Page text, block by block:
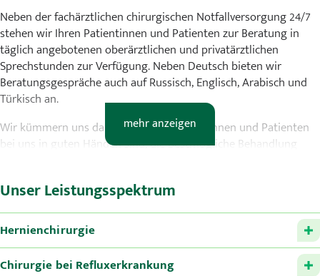
Neben der fachärztlichen chirurgischen Notfallversorgung 24/7
stehen wir Ihren Patientinnen und Patienten zur Beratung in
täglich angebotenen oberärztlichen und privatärztlichen
Sprechstunden zur Verfügung. Neben Deutsch bieten wir
Beratungsgespräche auch auf Russisch, Englisch, Arabisch und
Türkisch an.
Wir kümmern uns darum, dass die Patientinnen und Patienten
bei uns in guten Händen sind, die bestmögliche Behandlung
mehr anzeigen
Unser Leistungsspektrum
Hernienchirurgie
Chirurgie bei Refluxerkrankung